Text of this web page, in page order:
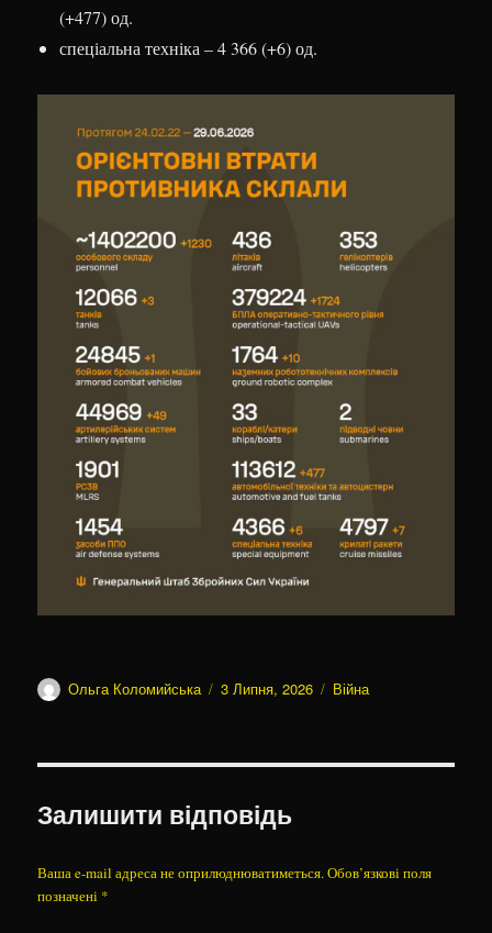
(+477) од.
спеціальна техніка – 4 366 (+6) од.
Автор
Ольга Коломийська Оприлюднено
3 Липня, 2026 Категорії
Війна
Залишити відповідь
Ваша e-mail адреса не оприлюднюватиметься.Обов’язкові поля
позначені *